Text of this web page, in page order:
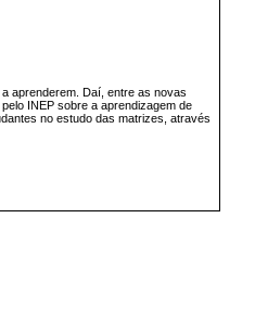
aprenderem. Daí, entre as novas
INEP sobre a aprendizagem de
no estudo das matrizes, através